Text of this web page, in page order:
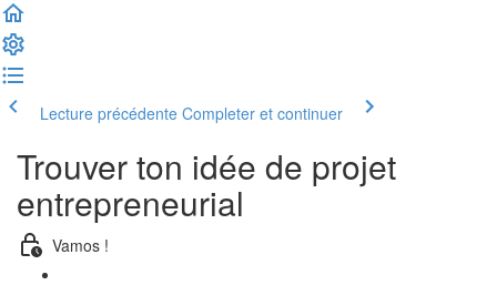
Lecture précédente Completer et continuer
Trouver ton idée de projet
entrepreneurial
Vamos !